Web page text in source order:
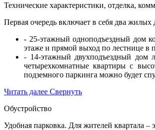
Технические характеристики, отделка,
Первая очередь включает в себя два жилых
- 25-этажный одноподъездный дом
этаже и прямой выход по лестнице в
- 14-этажный двухподъездный дом
четырехкомнатные квартиры с
подземного паркинга можно будет
Читать далее Свернуть
Обустройство
Удобная парковка. Для жителей квартала –